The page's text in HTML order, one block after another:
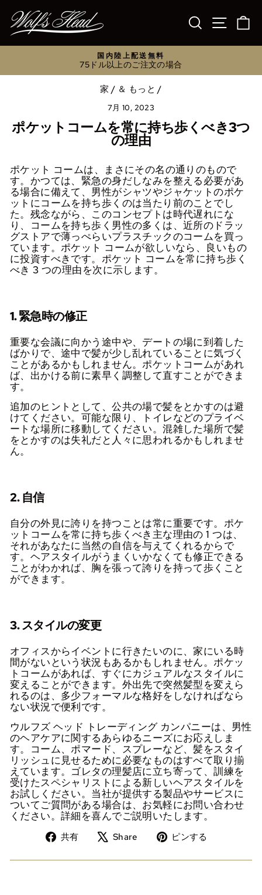
ツ
検索 サイト
ス
ラ
イ
ド
シ
ョ
ー
を
時
停
止
国内陸上配送無料
75ドル以上のご注文の場合
家 / ＆ もっと /
7月 10, 2023
ポケットコームを常に持ち歩くべき3つ
の理由
ポケット コームは、まさにその名の通りのもので
す。かつては、緊急の身だしなみを整える必要があ
る場合に備えて、男性がシャツやジャケットのポケ
ットにコームを持ち歩くのは当たり前のことでし
た。残念ながら、このコンセプトは時代遅れにな
り、コームを持ち歩く男性の多くは、近所のドラッ
グストアで薄っぺらいプラスチックのコームを買っ
ています。ポケット コームが欲しいなら、良いもの
に投資すべきです。ポケット コームを常に持ち歩く
べき 3 つの理由を次に示します。
1. 緊急時の修正
重要な会議に向かう途中や、デートの場に到着した
ばかりで、途中で髪が少し乱れていることに気づく
ことがあるかもしれません。ポケットコームがあれ
ば、出かける前に素早く調整して直すことができま
す。
追加のヒントとして、公共の場で髪をとかすのは避
けてください。可能な限り、トイレなどのプライベ
ートな場所に移動してください。混雑した場所で髪
をとかすのは失礼だと人々に思われるかもしれませ
ん。
2. 自信
自分の外見に誇りを持つことは常に重要です。ポケ
ットコームを常に持ち歩くべき主な理由の 1 つは、
それがあなたに当然の自信を与えてくれるからで
す。ヘアスタイルがうまくいかなくても修正できる
ことがわかれば、胸を張って誇りを持って歩くこと
ができます。
3. スタイルの変更
オフィスからイベントに行きたいのに、家にいる時
間がないという状況もあるかもしれません。ポケッ
トコームがあれば、すぐにカジュアルなスタイルに
変えることができます。外出先で突然髪型を変えら
れるのは、多少フォーマルな格好をしなければなら
ない状況で便利です。
ウルフズ ヘッド トレーディング カンパニーは、男性
のヘアケアに関するあらゆるニーズにお応えしま
す。コーム、ポマード、スプレーなど、髪をスタイ
リッシュに見せるために必要なものはすべて取り揃
えています。 ゴレタの理髪店に立ち寄って、訓練を
受けたスペシャリストによる新しいヘアスタイルを
お試しください。当社が提供する製品やサービスに
ついてご質問がある場合は、お気軽にお問い合わせ
ください。詳細を喜んでご説明いたします。
共有
Facebook
シ
Share
Tweet
X
ピンする
ピ